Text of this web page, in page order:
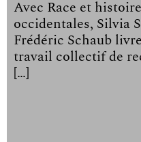
Avec Race et
occidentales, Silvia
Frédéric Schaub
travail collectif de
[…]